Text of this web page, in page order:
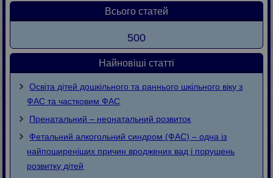
Всього статей
500
Найновіші статті
Освіта дітей дошкільного та раннього шкільного віку з
ФАС та частковим ФАС
Пренатальний – неонатальний розвиток
Фетальний алкогольний синдром (ФАС) – одна із
найпоширеніших причин вроджених вад і порушень
розвитку дітей